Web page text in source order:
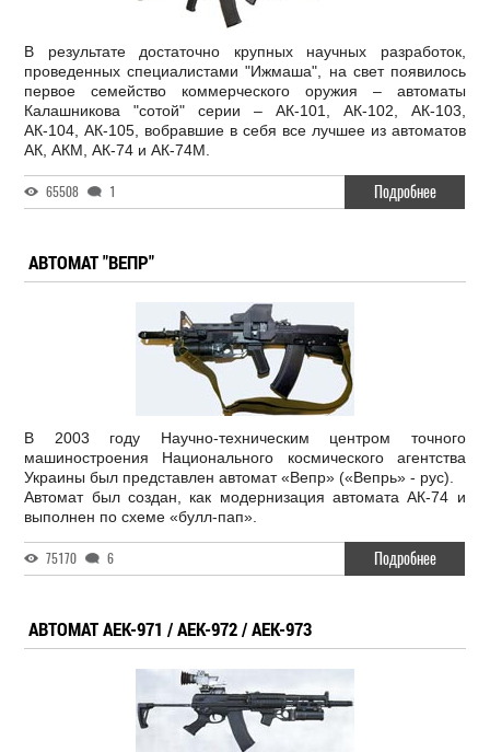
В результате достаточно крупных научных разработок,
проведенных специалистами "Ижмаша", на свет появилось
первое семейство коммерческого оружия – автоматы
Калашникова "сотой" серии – АК-101, АК-102, АК-103,
АК-104, АК-105, вобравшие в себя все лучшее из автоматов
АК, АКМ, АК-74 и АК-74М.
65508 1 Подробнее
АВТОМАТ "ВЕПР"
В 2003 году Научно-техническим центром точного
машиностроения Национального космического агентства
Украины был представлен автомат «Вепр» («Вепрь» - рус).
Автомат был создан, как модернизация автомата АК-74 и
выполнен по схеме «булл-пап».
75170 6 Подробнее
АВТОМАТ АЕК-971 / АЕК-972 / АЕК-973